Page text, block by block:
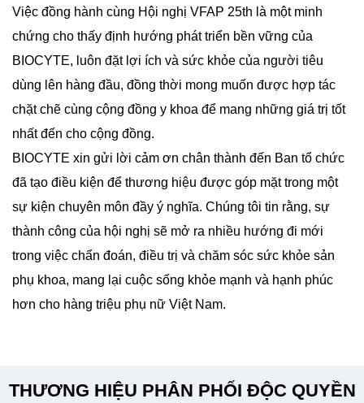
Việc đồng hành cùng Hội nghị VFAP 25th là một minh
chứng cho thấy định hướng phát triển bền vững của
BIOCYTE, luôn đặt lợi ích và sức khỏe của người tiêu
dùng lên hàng đầu, đồng thời mong muốn được hợp tác
chặt chẽ cùng cộng đồng y khoa để mang những giá trị tốt
nhất đến cho cộng đồng.
BIOCYTE xin gửi lời cảm ơn chân thành đến Ban tổ chức
đã tạo điều kiện để thương hiệu được góp mặt trong một
sự kiện chuyên môn đầy ý nghĩa. Chúng tôi tin rằng, sự
thành công của hội nghị sẽ mở ra nhiều hướng đi mới
trong việc chẩn đoán, điều trị và chăm sóc sức khỏe sản
phụ khoa, mang lại cuộc sống khỏe mạnh và hạnh phúc
hơn cho hàng triệu phụ nữ Việt Nam.
THƯƠNG HIỆU PHÂN PHỐI ĐỘC QUYỀN